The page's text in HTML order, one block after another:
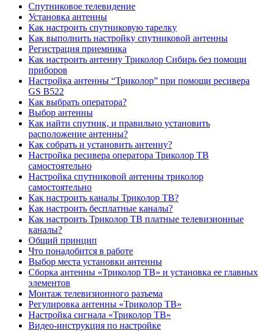
Спутниковое телевидение
Установка антенны
Как настроить спутниковую тарелку
Как выполнить настройку спутниковой антенны
Регистрация приемника
Как настроить антенну Триколор Сибирь без помощи
приборов
Настройка антенны “Триколор” при помощи ресивера
GS B522
Как выбрать оператора?
Выбор антенны
Как найти спутник, и правильно установить
расположение антенны?
Как собрать и установить антенну?
Настройка ресивера оператора Триколор ТВ
самостоятельно
Настройка спутниковой антенны триколор
самостоятельно
Как настроить каналы Триколор ТВ?
Как настроить бесплатные каналы?
Как настроить Триколор ТВ платные телевизионные
каналы?
Общий принцип
Что понадобится в работе
Выбор места установки антенны
Сборка антенны «Триколор ТВ» и установка ее главных
элементов
Монтаж телевизионного разъема
Регулировка антенны «Триколор ТВ»
Настройка сигнала «Триколор ТВ»
Видео-инструкция по настройке